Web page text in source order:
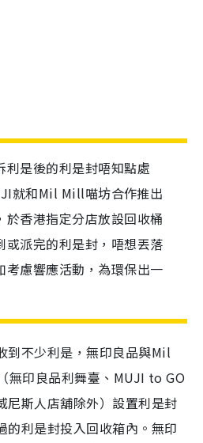
利是後的利是封唔知點處
就和Mil Mill喵坊合作推出
於香港指定分店放設回收桶
或派完的利是封，唔想丟落
考慮響應活動，為環保出一
到不少利是，無印良品與Mil
無印良品利舞臺、MUJI to GO
尼斯人店舖除外）設置利是封
的利是封投入回收箱內。無印